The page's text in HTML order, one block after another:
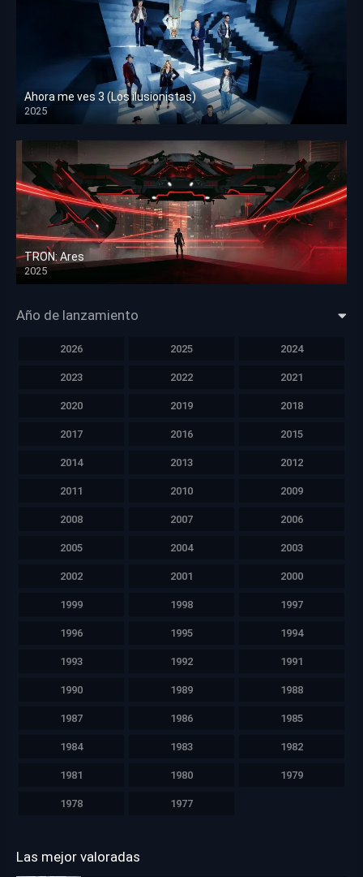
Ahora me ves 3 (Los ilusionistas)
2025
HD 1080p
TRON: Ares
2025
HD 1080p
Año de lanzamiento
2026 2025 2024
2023 2022 2021
2020 2019 2018
2017 2016 2015
2014 2013 2012
2011 2010 2009
2008 2007 2006
2005 2004 2003
2002 2001 2000
1999 1998 1997
1996 1995 1994
1993 1992 1991
1990 1989 1988
1987 1986 1985
1984 1983 1982
1981 1980 1979
1978 1977
Las mejor valoradas